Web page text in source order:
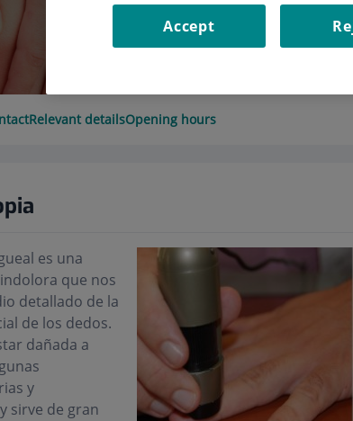
Relevant detailsOpening hours
es una
que nos
detallado de la
de los dedos.
dañada a
y
sirve de gran
Accept